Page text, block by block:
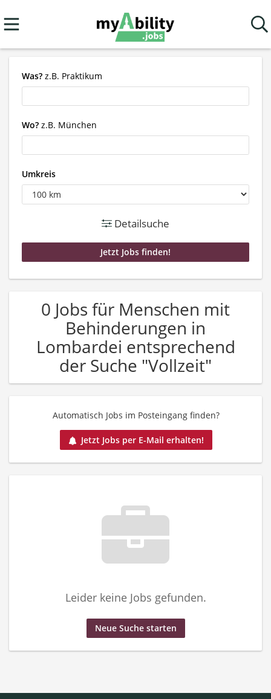
Was? z.B. Praktikum
Wo? z.B. München
Umkreis
Detailsuche
0 Jobs für Menschen mit
Behinderungen in
Lombardei entsprechend
der Suche "Vollzeit"
Automatisch Jobs im Posteingang finden?
Jetzt Jobs per E-Mail erhalten!
Leider keine Jobs gefunden.
Neue Suche starten